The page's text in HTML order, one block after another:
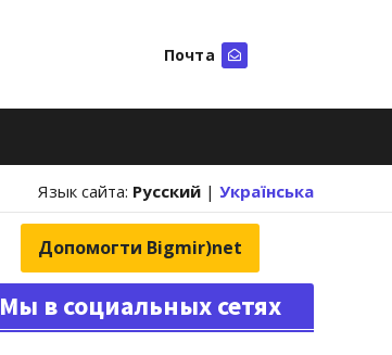
Почта
Язык сайта: Русский | Українська
Допомогти Bigmir)net
Мы в социальных сетях